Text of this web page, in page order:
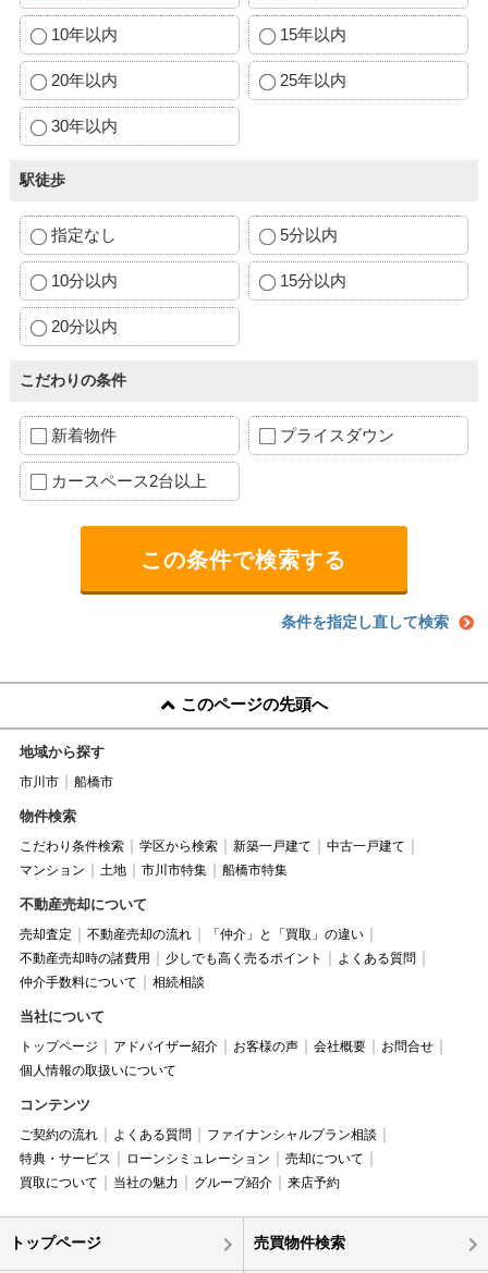
10年以内 15年以内
20年以内 25年以内
30年以内
駅徒歩
指定なし 5分以内
10分以内 15分以内
20分以内
こだわりの条件
新着物件 プライスダウン
カースペース2台以上
条件を指定し直して検索
このページの先頭へ
地域から探す
市川市 船橋市
物件検索
こだわり条件検索 学区から検索 新築一戸建て
中古一戸建て
マンション
土地 市川市特集 船橋市特集
不動産売却について
売却査定 不動産売却の流れ
「仲介」と「買取」の違い
不動産売却時の諸費用
少しでも高く売るポイント
よくある質問
仲介手数料について
相続相談
当社について
トップページ アドバイザー紹介 お客様の声 会社概要
お問合せ
個人情報の取扱いについて
コンテンツ
ご契約の流れ よくある質問
ファイナンシャルプラン相談
特典・サービス
ローンシミュレーション
売却について
買取について
当社の魅力 グループ紹介 来店予約
トップページ 売買物件検索